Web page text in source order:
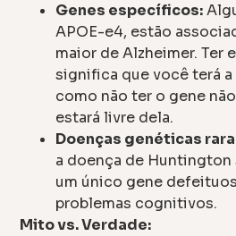
Genes específicos:
APOE-e4, estão
maior de Alzheimer. Ter
significa que você terá a
como não ter o gene
estará livre dela.
Doenças genéticas
a doença de Huntington
um único gene
problemas cognitivos.
Mito vs. Verdade: